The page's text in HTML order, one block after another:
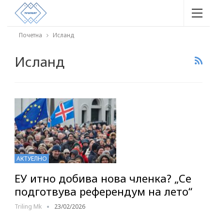
Почетна Исланд
Исланд
АКТУЕЛНО
ЕУ итно добива нова членка? „Се
подготвува референдум на лето“
Triling Mk 23/02/2026